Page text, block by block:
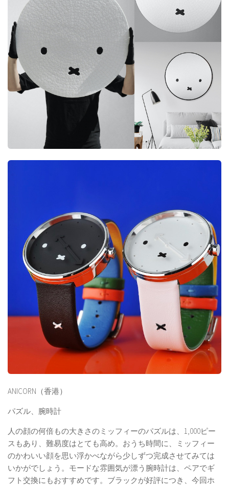
ANICORN（香港）
パズル、腕時計
人の顔の何倍もの大きさのミッフィーのパズルは、1,000ピー
スもあり、難易度はとても高め。おうち時間に、ミッフィー
のかわいい顔を思い浮かべながら少しずつ完成させてみては
いかがでしょう。モードな雰囲気が漂う腕時計は、ペアでギ
フト交換にもおすすめです。ブラックが好評につき、今回ホ